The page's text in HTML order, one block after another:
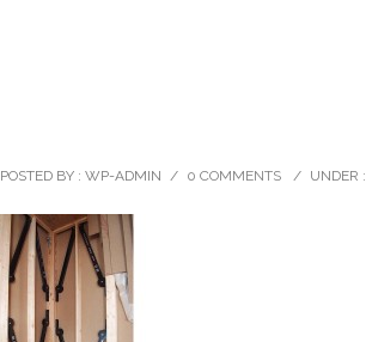
POSTED BY : WP-ADMIN / 0 COMMENTS / UNDER :